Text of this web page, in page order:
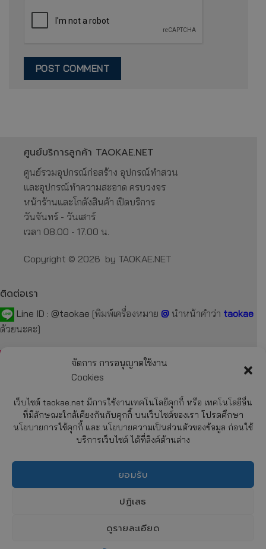
จัดการ การอนุญาตใช้งาน
Cookies
เว็บไซต์ taokae.net มีการใช้งานเทคโนโลยีคุกกี้ หรือ เทคโนโลยีอื่น
ที่มีลักษณะใกล้เคียงกันกับคุกกี้ บนเว็บไซต์ของเรา โปรดศึกษา
นโยบายการใช้คุกกี้ และ นโยบายความเป็นส่วนตัวของข้อมูล ก่อนใช้
บริการเว็บไซต์ ได้ที่ลิงค์ด้านล่าง
ยอมรับ
ปฏิเสธ
ดูรายละเอียด
ศูนย์บริการลูกค้า TAOKAE.NET
ศูนย์รวมอุปกรณ์ก่อสร้าง อุปกรณ์ทำสวน
และอุปกรณ์ทำความสะอาด ครบวงจร
หน้าร้านและโกดังสินค้า เปิดบริการ
วันจันทร์ - วันเสาร์
เวลา 08.00 - 17.00 น.
Copyright © 2026 by TAOKAE.NET
ติดต่อเรา
Line ID : @taokae [พิมพ์เครื่องหมาย @ นำหน้าคำว่า taokae
ด้วยนะคะ]
092-872-7229 099-131-3129
taokae.net@gmail.com
Fax : 02-054-4244
เกี่ยวกับบริษัทฯ
การสั่งซื้อสินค้า
นโยบายความเป็นส่วนตัวของข้อมูล (Privacy Policy)